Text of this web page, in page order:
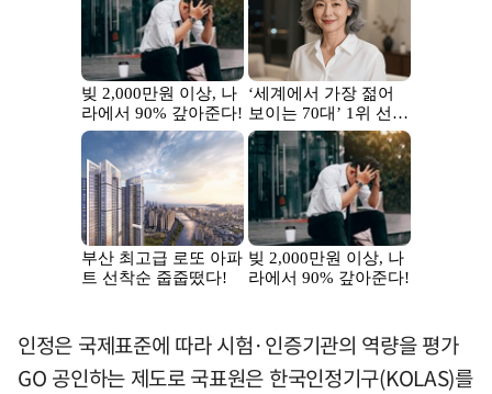
인정은 국제표준에 따라 시험·인증기관의 역량을 평가
GO 공인하는 제도로 국표원은 한국인정기구(KOLAS)를